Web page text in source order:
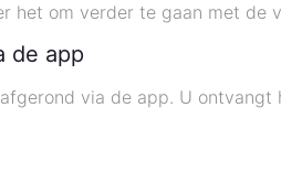
het om verder te gaan met de
de app
via de app. U